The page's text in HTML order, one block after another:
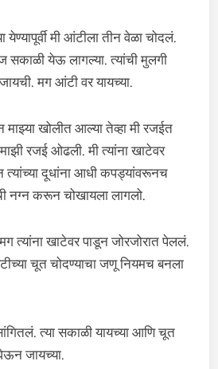
येण्यापूर्वी मी आंटीला तीन वेळा चोदलं.
सकाळी येऊ लागल्या. त्यांची मुलगी
मग आंटी वर यायच्या.
खोलीत आल्या तेव्हा मी रजईत
रजई ओढली. मी त्यांना खाटेवर
त्यांच्या दूधांना आधी कपड्यांवरूनच
नग्न करून चोखायला लागलो.
त्यांना खाटेवर पाडून जोरजोरात पेललं.
चूत चोदण्याचा जणू नियमच बनला
त्या सकाळी यायच्या आणि चूत
जायच्या.